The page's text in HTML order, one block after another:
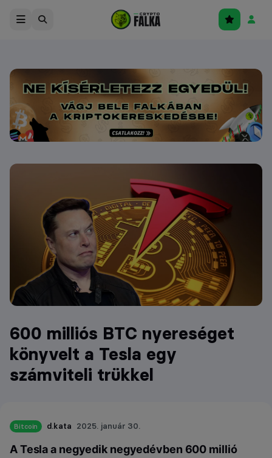
600 milliós BTC nyereséget
könyvelt a Tesla egy
számviteli trükkel
Bitcoin d.kata 2025. január 30.
A Tesla a negyedik negyedévben 600 millió